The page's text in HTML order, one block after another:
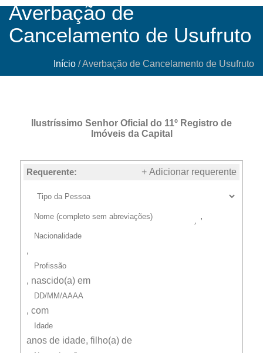
Averbação de
Cancelamento de Usufruto
Início /Averbação de Cancelamento de Usufruto
Ilustríssimo Senhor Oficial do 11º Registro de
Imóveis da Capital
Requerente: + Adicionar requerente
,
,
, nascido(a) em
, com
anos de idade, filho(a) de